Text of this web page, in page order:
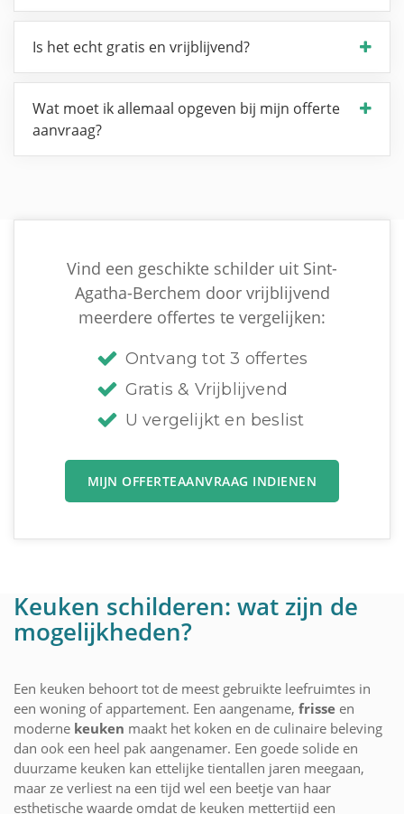
Is het echt gratis en vrijblijvend?
Wat moet ik allemaal opgeven bij mijn offerte
aanvraag?
Vind een geschikte schilder uit Sint-
Agatha-Berchem door vrijblijvend
meerdere offertes te vergelijken:
Ontvang tot 3 offertes
Gratis & Vrijblijvend
U vergelijkt en beslist
MIJN OFFERTEAANVRAAG INDIENEN
Keuken schilderen: wat zijn de
mogelijkheden?
Een keuken behoort tot de meest gebruikte leefruimtes in
een woning of appartement. Een aangename, frisse en
moderne keuken maakt het koken en de culinaire beleving
dan ook een heel pak aangenamer. Een goede solide en
duurzame keuken kan ettelijke tientallen jaren meegaan,
maar ze verliest na een tijd wel een beetje van haar
esthetische waarde omdat de keuken mettertijd een